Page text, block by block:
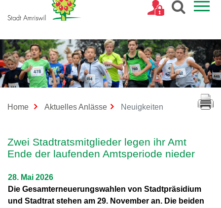
Home Aktuelles Anlässe Neuigkeiten (ausgewählt)
Inhalt
Zwei Stadtratsmitglieder legen ihr Amt
Ende der laufenden Amtsperiode nieder
28. Mai 2026
Die Gesamterneuerungswahlen von Stadtpräsidium
und Stadtrat stehen am 29. November an. Die beiden